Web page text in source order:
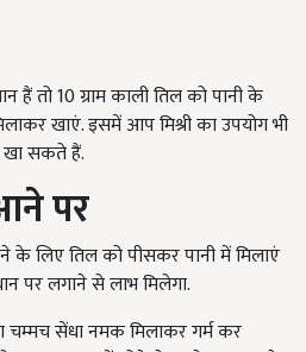
तो 10 ग्राम काली तिल को पानी के
खाएं. इसमें आप मिश्री का उपयोग भी
सकते हैं.
पर
के लिए तिल को पीसकर पानी में मिलाएं
पर लगाने से लाभ मिलेगा.
चम्मच सेंधा नमक मिलाकर गर्म कर